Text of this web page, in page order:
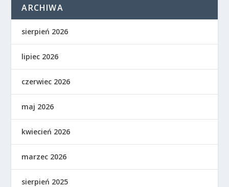
ARCHIWA
sierpień 2026
lipiec 2026
czerwiec 2026
maj 2026
kwiecień 2026
marzec 2026
sierpień 2025